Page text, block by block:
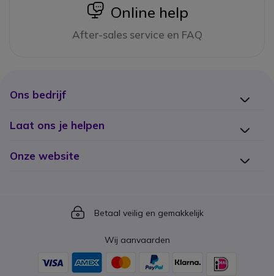
icon
Online help
After-sales service en FAQ
Ons bedrijf
Laat ons je helpen
Onze website
Icon
Betaal veilig en gemakkelijk
Wij aanvaarden